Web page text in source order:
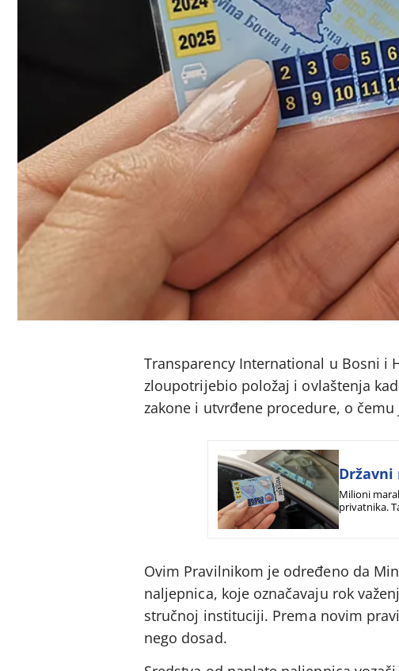
Transparency International u Bosni i
zloupotrijebio položaj i ovlaštenja
zakone i utvrđene procedure, o
Milioni
privatnika.
prometa i
Ovim Pravilnikom je određeno da
naljepnica, koje označavaju rok
stručnoj instituciji. Prema novim
nego dosad.